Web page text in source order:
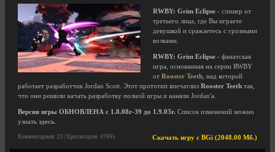
RWBY: Grim Eclipse - слэшер от
третьего лица, где Вы играете
девушкой и сражаетесь с грозными
волками.
RWBY: Grim Eclipse - фанатская
игра, основанная на серии RWBY
от Rooster Teeth , над которой
работает разработчик Jordan Scott. Этот прототип впечатлил Rooster Teeth так,
что они решили начать разработку полной игры и наняли Jordan'а.
Версия игры ОБНОВЛЕНА с 1.8.08r-39 до 1.9.03r. Список изменений можно
узнать здесь
Скачать игру с BGi (2048.00 Мб.)
Комментариев: 23 | Просмотров: 47695